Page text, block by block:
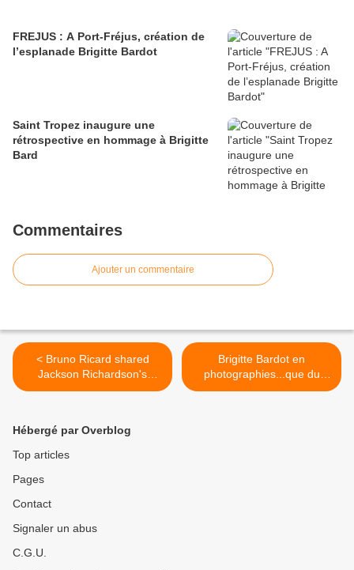
FREJUS : A Port-Fréjus, création de
l’esplanade Brigitte Bardot
Saint Tropez inaugure une
rétrospective en hommage à Brigitte
Bard
Commentaires
Ajouter un commentaire
< Bruno Ricard shared
Jackson Richardson's
photo.
Brigitte Bardot en
photographies...que du
bonheur... >
Hébergé par Overblog
Top articles
Pages
Contact
Signaler un abus
C.G.U.